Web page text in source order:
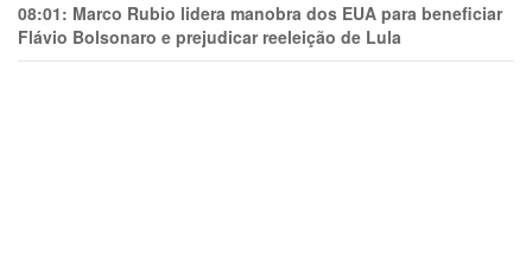
08:01: Marco Rubio lidera manobra dos EUA para beneficiar
Flávio Bolsonaro e prejudicar reeleição de Lula